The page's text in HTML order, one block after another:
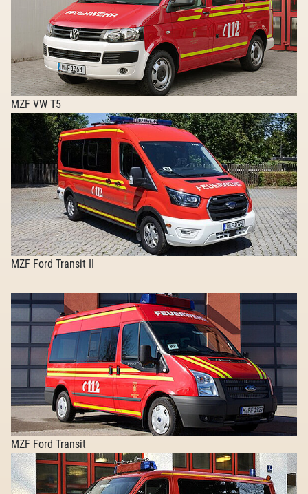
MZF VW T5
MZF Ford Transit II
MZF Ford Transit